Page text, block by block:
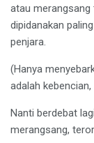
atau merangsang
dipidanakan
penjara.
(Hanya
adalah kebencian,
Nanti berdebat
merangsang,